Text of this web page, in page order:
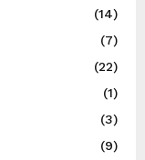
(14)
(7)
(22)
(1)
(3)
(9)